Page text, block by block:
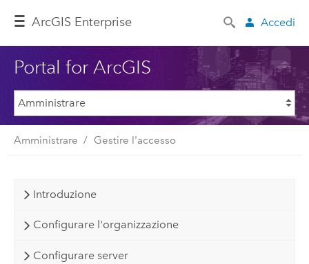
ArcGIS Enterprise Accedi
Portal for ArcGIS
Amministrare Gestire l'accesso
Introduzione
Configurare l'organizzazione
Configurare server